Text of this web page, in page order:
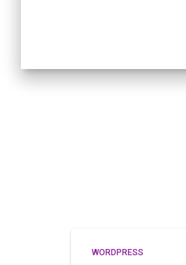
WORDPRESS